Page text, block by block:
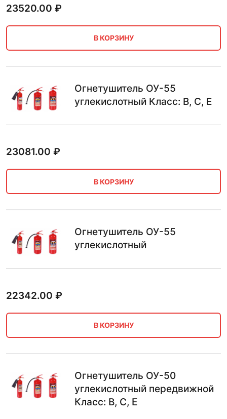
23520.00 ₽
В КОРЗИНУ
Огнетушитель ОУ-55
углекислотный Класс: B, C, E
23081.00 ₽
В КОРЗИНУ
Огнетушитель ОУ-55
углекислотный
22342.00 ₽
В КОРЗИНУ
Огнетушитель ОУ-50
углекислотный передвижной
Класс: B, C, E